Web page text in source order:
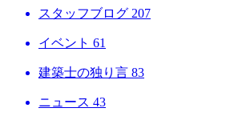
スタッフブログ 207
イベント 61
建築士の独り言 83
ニュース 43